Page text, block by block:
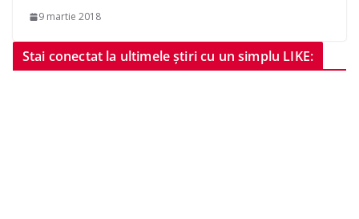
9 martie 2018
Stai conectat la ultimele știri cu un simplu LIKE: